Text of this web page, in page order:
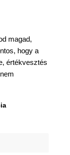
magad,
hogy a
értékvesztés